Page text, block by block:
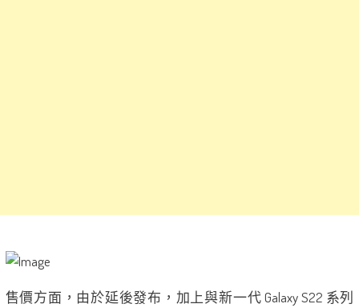
售價方面，由於延後發布，加上與新一代 Galaxy S22 系列